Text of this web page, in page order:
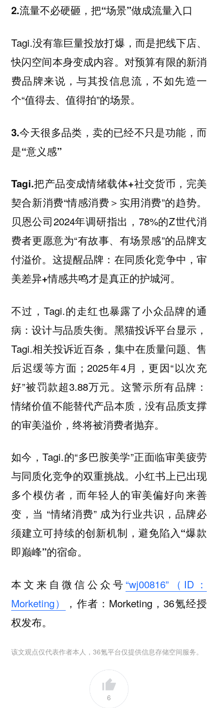
2.流量不必硬砸，把“场景”做成流量入口
Tagi.没有靠巨量投放打爆，而是把线下店、
快闪空间本身变成内容。对预算有限的新消
费品牌来说，与其投信息流，不如先造一
个“值得去、值得拍”的场景。
3.今天很多品类，卖的已经不只是功能，而
是“意义感”
Tagi.把产品变成情绪载体+社交货币 ，完美
契合新消费“情感消费＞实用消费”的趋势。
贝恩公司2024年调研指出，78%的Z世代消
费者更愿意为“有故事、有场景感”的品牌支
付溢价。这提醒品牌：在同质化竞争中，审
美差异+情感共鸣才是真正的护城河。
不过，Tagi.的走红也暴露了小众品牌的通
病：设计与品质失衡。黑猫投诉平台显示，
Tagi.相关投诉近百条，集中在质量问题、售
后迟缓等方面；2025年4月，更因“以次充
好”被罚款超3.88万元。这警示所有品牌：
情绪价值不能替代产品本质，没有品质支撑
的审美溢价，终将被消费者抛弃。
如今，Tagi.的“多巴胺美学”正面临审美疲劳
与同质化竞争的双重挑战。小红书上已出现
多个模仿者，而年轻人的审美偏好向来善
变，当 “情绪消费” 成为行业共识， 品牌必
须建立可持续的创新机制，避免陷入“爆款
即巅峰”的宿命。
本文来自微信公众号 “wj00816”（ID：
Morketing）
，作者：Morketing，36氪经授
权发布。
该文观点仅代表作者本人，36氪平台仅提供信息存储空间服务。
6